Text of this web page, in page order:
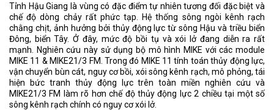
Tỉnh Hậu Giang là vùng có đặc điểm tự nhiên tương đối đặc biệt và
chế độ dòng chảy rất phức tạp. Hệ thống sông ngòi kênh rạch
chằng chịt, ảnh hưởng bởi thủy động lực từ sông Hậu và triều biển
Đông, biển Tây. Ở đây, mức độ bồi tụ và xói lở đang diễn ra rất
mạnh. Nghiên cứu này sử dụng bộ mô hình MIKE với các module
MIKE 11 & MIKE21/3 FM. Trong đó MIKE 11 tính toán thủy động lực,
vận chuyển bùn cát, nguy cơ bồi, xói sông kênh rạch, mô phỏng, tái
hiện bức tranh thủy động lực trên toàn miền nghiên cứu và
MIKE21/3 FM làm rõ hơn chế độ thủy động lực 2 chiều tại một số
sông kênh rạch chính có nguy cơ xói lở.